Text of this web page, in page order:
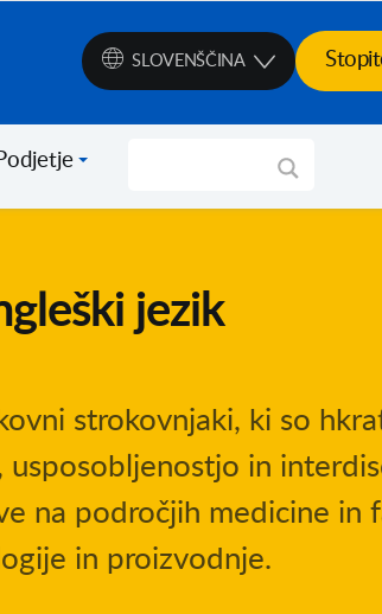
SLOVENŠČINA
jezik
strokovnjaki, ki so
usposobljenostjo in
na področjih medicine in
in proizvodnje.